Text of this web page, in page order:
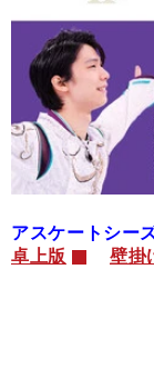
アスケートシー
卓上版
壁掛